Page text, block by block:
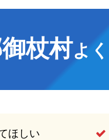
杖村よ
ほしい